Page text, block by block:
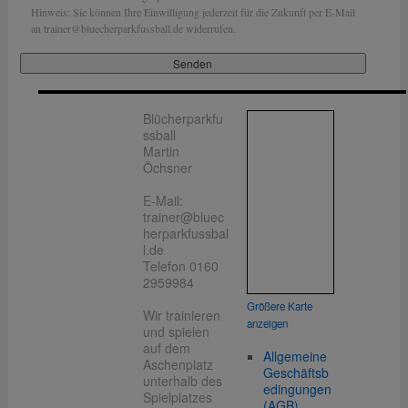
Hinweis: Sie können Ihre Einwilligung jederzeit für die Zukunft per E-Mail
an trainer@bluecherparkfussball.de widerrufen.
Blücherparkfu
ssball
Martin
Öchsner
E-Mail:
trainer@bluec
herparkfussbal
l.de
Telefon 0160
2959984
Wir trainieren
und spielen
auf dem
Aschenplatz
unterhalb des
Spielplatzes
Größere Karte
anzeigen
Allgemeine
Geschäftsb
edingungen